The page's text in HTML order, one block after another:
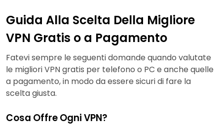
Guida Alla Scelta Della Migliore
VPN Gratis o a Pagamento
Fatevi sempre le seguenti domande quando valutate
le migliori VPN gratis per telefono o PC e anche quelle
a pagamento, in modo da essere sicuri di fare la
scelta giusta.
Cosa Offre Ogni VPN?